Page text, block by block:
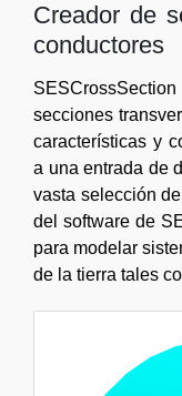
Creador de
conductores
secciones
características y
a una entrada de
vasta selección
del software de
para modelar
de la tierra tales